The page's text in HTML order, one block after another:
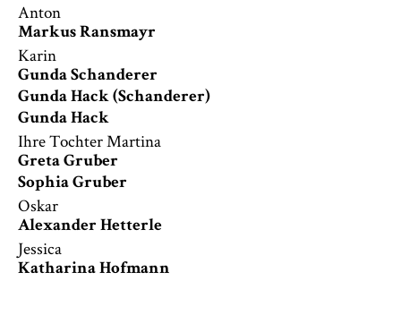
Anton
Markus Ransmayr
Karin
Gunda Schanderer
Gunda Hack (Schanderer)
Gunda Hack
Ihre Tochter Martina
Greta Gruber
Sophia Gruber
Oskar
Alexander Hetterle
Jessica
Katharina Hofmann